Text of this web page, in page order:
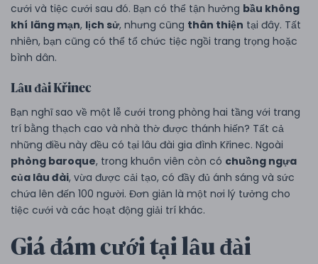
cưới và tiệc cưới sau đó. Bạn có thể tận hưởng bầu không
khí lãng mạn, lịch sử, nhưng cũng thân thiện tại đây. Tất
nhiên, bạn cũng có thể tổ chức tiệc ngồi trang trọng hoặc
bình dân.
Lâu đài Křinec
Bạn nghĩ sao về một lễ cưới trong phòng hai tầng với trang
trí bằng thạch cao và nhà thờ được thánh hiến? Tất cả
những điều này đều có tại lâu đài gia đình Křinec. Ngoài
phòng baroque, trong khuôn viên còn có chuồng ngựa
của lâu đài, vừa được cải tạo, có đầy đủ ánh sáng và sức
chứa lên đến 100 người. Đơn giản là một nơi lý tưởng cho
tiệc cưới và các hoạt động giải trí khác.
Giá đám cưới tại lâu đài